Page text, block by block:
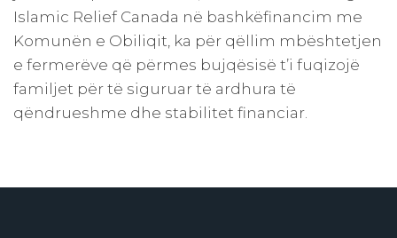
Islamic Relief Canada në bashkëfinancim me
Komunën e Obiliqit, ka për qëllim mbështetjen
e fermerëve që përmes bujqësisë t’i fuqizojë
familjet për të siguruar të ardhura të
qëndrueshme dhe stabilitet financiar.